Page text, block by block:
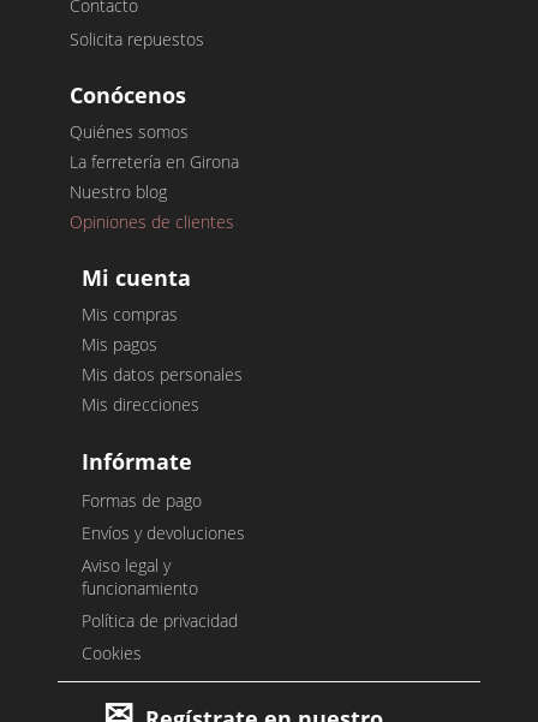
Contacto
Solicita repuestos
Conócenos
Quiénes somos
La ferretería en Girona
Nuestro blog
Opiniones de clientes
Mi cuenta
Mis compras
Mis pagos
Mis datos personales
Mis direcciones
Infórmate
Formas de pago
Envíos y devoluciones
Aviso legal y
funcionamiento
Política de privacidad
Cookies